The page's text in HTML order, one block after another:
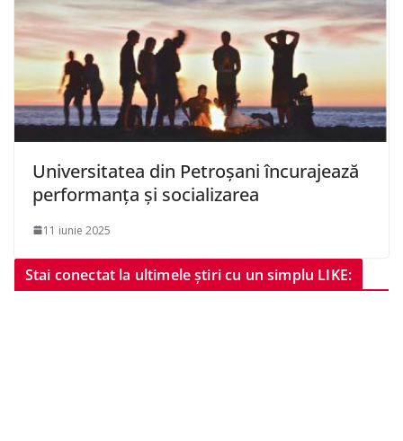
Universitatea din Petroșani încurajează
performanța și socializarea
11 iunie 2025
Stai conectat la ultimele știri cu un simplu LIKE: